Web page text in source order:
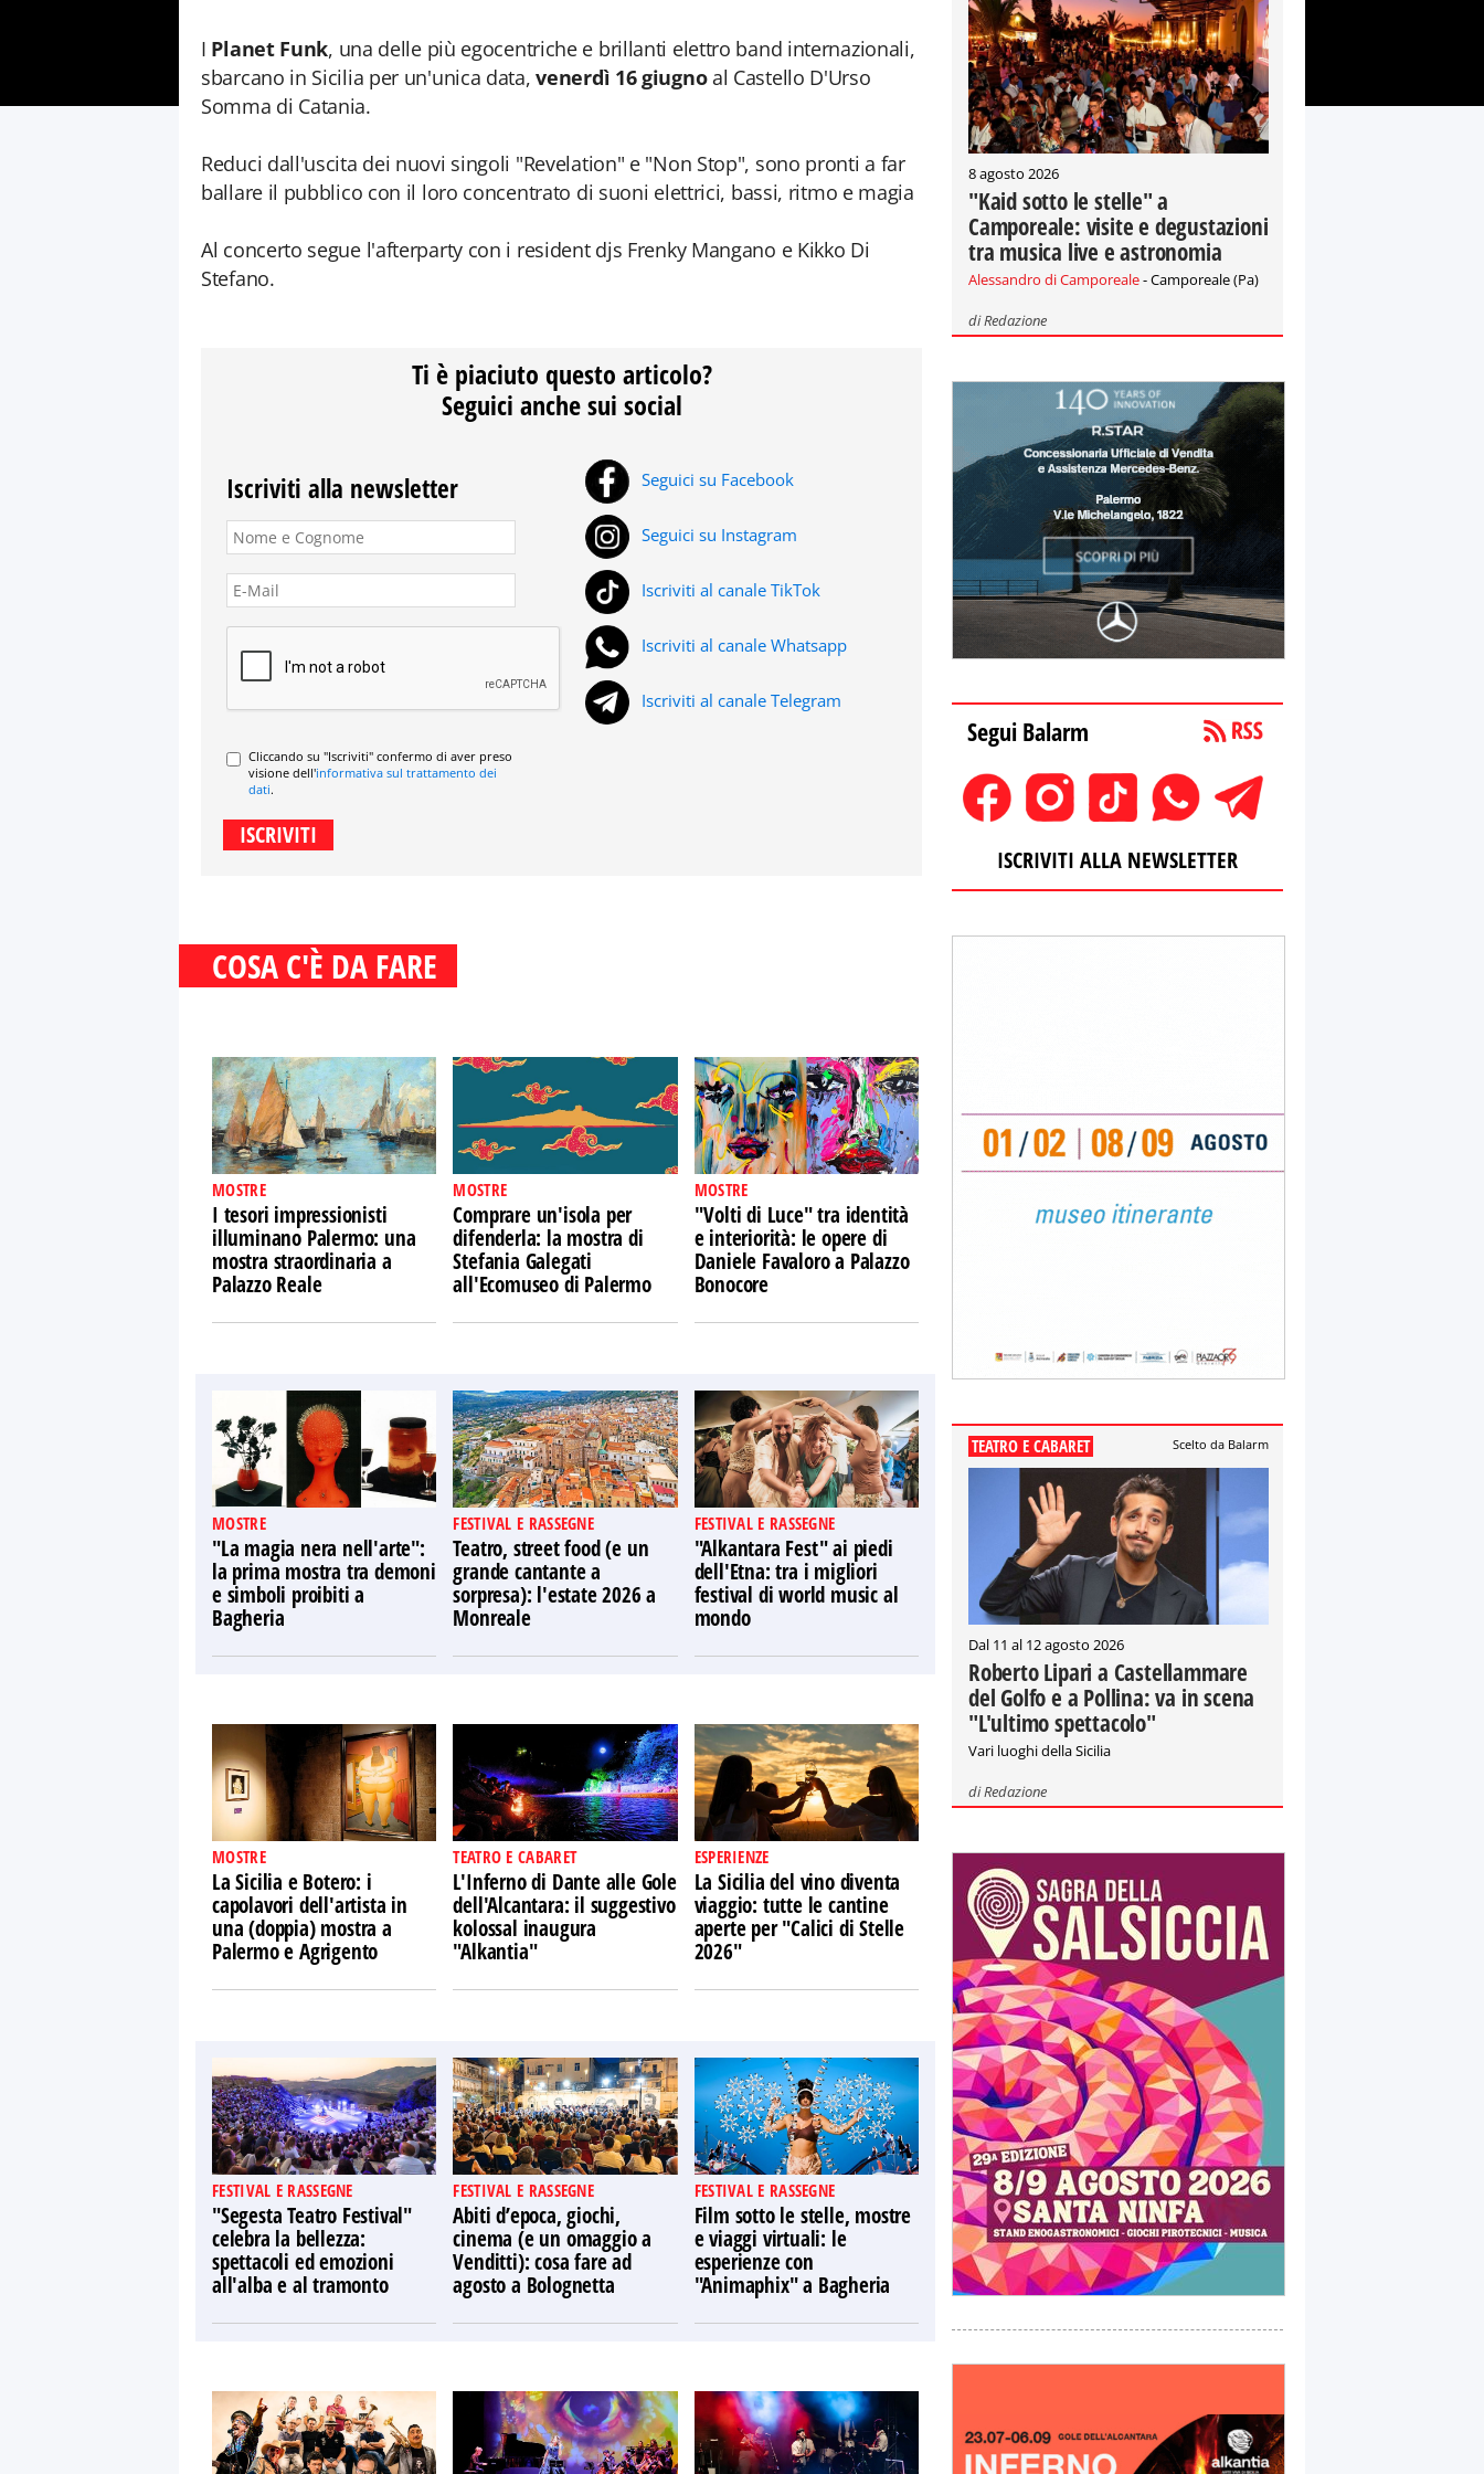
I Planet Funk, una delle più egocentriche e brillanti elettro band internazionali,
sbarcano in Sicilia per un'unica data,venerdì 16 giugnoal Castello D'Urso
Somma di Catania.
Reduci dall'uscita dei nuovi singoli "Revelation" e "Non Stop", sono pronti a far
ballare il pubblico con il loro concentrato di suoni elettrici, bassi, ritmo e magia
Al concerto segue l'afterparty con i resident djs Frenky Mangano e Kikko Di
Stefano.
Ti è piaciuto questo articolo?
Seguici anche sui social
Iscriviti alla newsletter
Cliccando su "Iscriviti" confermo di aver preso
visione dell'informativa sul trattamento dei
dati.
Seguici su Facebook
Seguici su Instagram
Iscriviti al canale TikTok
Iscriviti al canale Whatsapp
Iscriviti al canale Telegram
COSA C'È DA FARE
MOSTRE
I tesori impressionisti
illuminano Palermo: una
mostra straordinaria a
Palazzo Reale
MOSTRE
Comprare un'isola per
difenderla: la mostra di
Stefania Galegati
all'Ecomuseo di Palermo
MOSTRE
"Volti di Luce" tra identità
e interiorità: le opere di
Daniele Favaloro a Palazzo
Bonocore
MOSTRE
"La magia nera nell'arte":
la prima mostra tra demoni
e simboli proibiti a
Bagheria
FESTIVAL E RASSEGNE
Teatro, street food (e un
grande cantante a
sorpresa): l'estate 2026 a
Monreale
FESTIVAL E RASSEGNE
"Alkantara Fest" ai piedi
dell'Etna: tra i migliori
festival di world music al
mondo
MOSTRE
La Sicilia e Botero: i
capolavori dell'artista in
una (doppia) mostra a
Palermo e Agrigento
TEATRO E CABARET
L'Inferno di Dante alle Gole
dell'Alcantara: il suggestivo
kolossal inaugura
"Alkantia"
ESPERIENZE
La Sicilia del vino diventa
viaggio: tutte le cantine
aperte per "Calici di Stelle
2026"
FESTIVAL E RASSEGNE
"Segesta Teatro Festival"
celebra la bellezza:
spettacoli ed emozioni
all'alba e al tramonto
FESTIVAL E RASSEGNE
Abiti d’epoca, giochi,
cinema (e un omaggio a
Venditti): cosa fare ad
agosto a Bolognetta
FESTIVAL E RASSEGNE
Film sotto le stelle, mostre
e viaggi virtuali: le
esperienze con
"Animaphix" a Bagheria
8 agosto 2026
"Kaid sotto le stelle" a
Camporeale: visite e degustazioni
tra musica live e astronomia
Alessandro di Camporeale- Camporeale (Pa)
diRedazione
Segui Balarm
ISCRIVITI ALLA NEWSLETTER
TEATRO E CABARET Scelto da Balarm
Dal 11 al 12 agosto 2026
Roberto Lipari a Castellammare
del Golfo e a Pollina: va in scena
"L'ultimo spettacolo"
Vari luoghi della Sicilia
diRedazione